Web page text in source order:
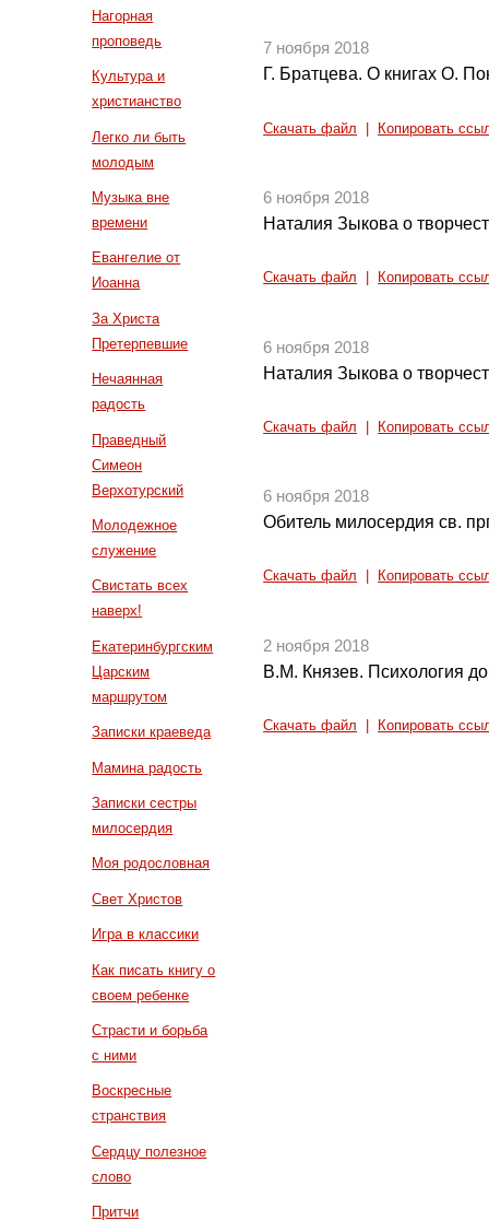
Нагорная
проповедь
Культура и
христианство
Легко ли быть
молодым
Музыка вне
времени
Евангелие от
Иоанна
За Христа
Претерпевшие
Нечаянная
радость
Праведный
Симеон
Верхотурский
Молодежное
служение
Свистать всех
наверх!
Екатеринбургским
Царским
маршрутом
Записки краеведа
Мамина радость
Записки сестры
милосердия
Моя родословная
Свет Христов
Игра в классики
Как писать книгу о
своем ребенке
Страсти и борьба
с ними
Воскресные
странствия
Сердцу полезное
слово
Притчи
7 ноября 2018
Г. Братцева. О книгах О.
Скачать файл Копировать
6 ноября 2018
Наталия Зыкова о
Скачать файл Копировать
6 ноября 2018
Наталия Зыкова о
Скачать файл Копировать
6 ноября 2018
Обитель милосердия св.
Скачать файл Копировать
2 ноября 2018
В.М. Князев. Психология
Скачать файл Копировать